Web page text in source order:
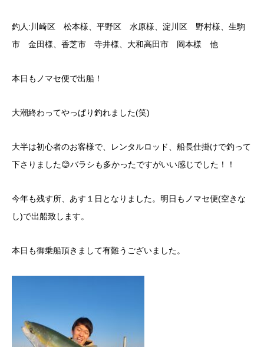
釣人:川崎区 松本様、平野区 水原様、淀川区 野村様、生駒
市 金田様、香芝市 寺井様、大和高田市 岡本様 他
本日もノマセ便で出船！
大潮終わってやっぱり釣れました(笑)
大半は初心者のお客様で、レンタルロッド、船長仕掛けで釣って
下さりました😊バラシも多かったですがいい感じでした！！
今年も残す所、あす１日となりました。明日もノマセ便(空きな
し)で出船致します。
本日も御乗船頂きまして有難うございました。